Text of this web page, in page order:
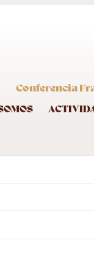
Conferencia